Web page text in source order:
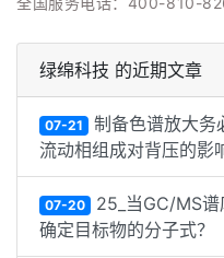
绿绵科技 的近期文章
07-21 制备色谱放大
流动相组成对背压的影
07-20 25_当GC/MS谱
确定目标物的分子式？